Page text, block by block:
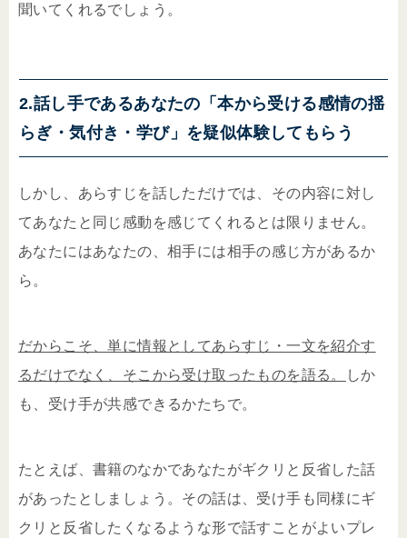
聞いてくれるでしょう。
2.話し手であるあなたの「本から受ける感情の揺
らぎ・気付き・学び」を疑似体験してもらう
しかし、あらすじを話しただけでは、その内容に対し
てあなたと同じ感動を感じてくれるとは限りません。
あなたにはあなたの、相手には相手の感じ方があるか
ら。
だからこそ、単に情報としてあらすじ・一文を紹介す
るだけでなく、そこから受け取ったものを語る。
しか
も、受け手が共感できるかたちで。
たとえば、書籍のなかであなたがギクリと反省した話
があったとしましょう。その話は、受け手も同様にギ
クリと反省したくなるような形で話すことがよいプレ